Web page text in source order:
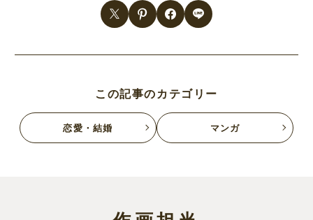
この記事のカテゴリー
恋愛・結婚 マンガ